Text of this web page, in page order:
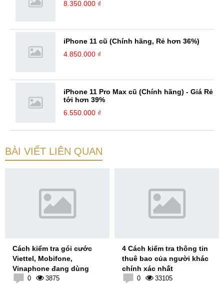
8.350.000 ₫
iPhone 11 cũ (Chính hãng, Rẻ hơn 36%)
4.850.000 ₫
iPhone 11 Pro Max cũ (Chính hãng) - Giá Rẻ
tới hơn 39%
6.550.000 ₫
BÀI VIẾT LIÊN QUAN
Cách kiểm tra gói cước
Viettel, Mobifone,
Vinaphone đang dùng
0 3875
4 Cách kiểm tra thông tin
thuê bao của người khác
chính xác nhất
0 33105